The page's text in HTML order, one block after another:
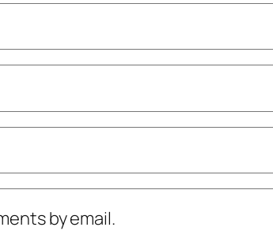
by email.